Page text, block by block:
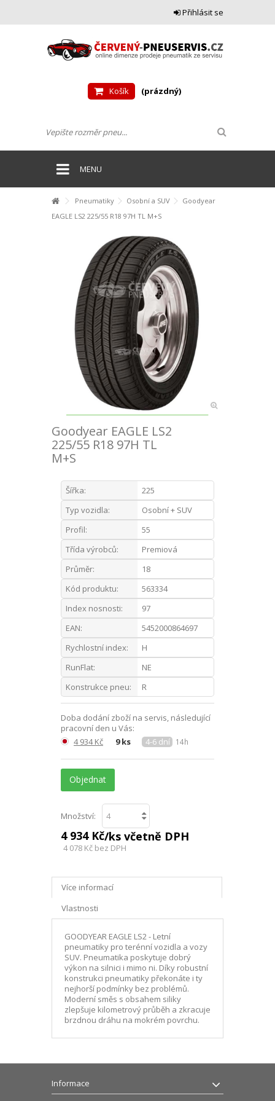
Přihlásit se
Košík (prázdný)
MENU
Pneumatiky Osobní a SUV
Goodyear
EAGLE LS2 225/55 R18 97H TL M+S
Goodyear EAGLE LS2
225/55 R18 97H TL
M+S
Šířka:
225
Typ vozidla:
Osobní + SUV
Profil:
55
Třída výrobců:
Premiová
Průměr:
18
Kód produktu:
563334
Index nosnosti:
97
EAN:
5452000864697
Rychlostní index:
H
RunFlat:
NE
Konstrukce pneu:
R
Doba dodání zboží na servis, následující
pracovní den u Vás:
4 934 Kč
9 ks 4-6 dní 14h
Objednat
Množství:
4 934 Kč/ks včetně DPH
4 078 Kč bez DPH
Více informací
Vlastnosti
GOODYEAR EAGLE LS2 - Letní
pneumatiky pro terénní vozidla a vozy
SUV. Pneumatika poskytuje dobrý
výkon na silnici i mimo ni. Díky robustní
konstrukci pneumatiky překonáte i ty
nejhorší podmínky bez problémů.
Moderní směs s obsahem siliky
zlepšuje kilometrový průběh a zkracuje
brzdnou dráhu na mokrém povrchu.
Informace